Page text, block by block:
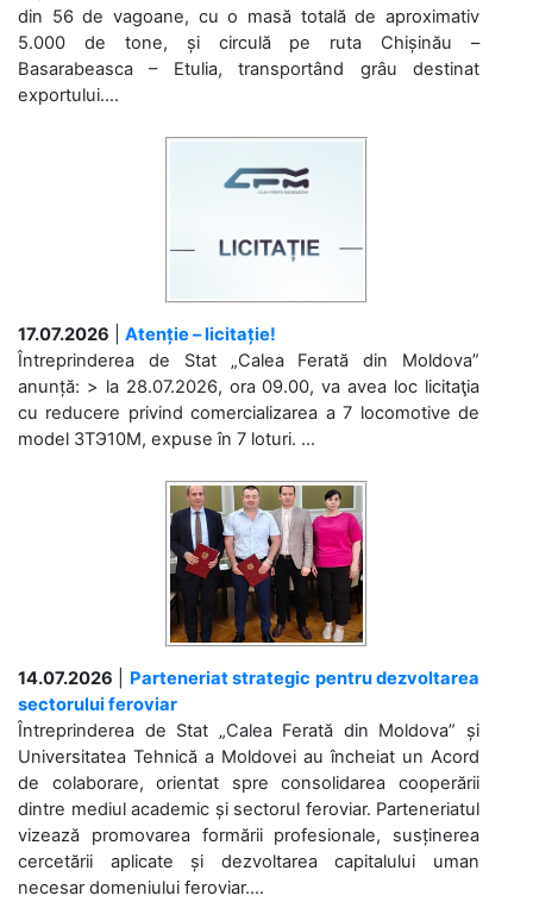
din 56 de vagoane, cu o masă totală de aproximativ
5.000 de tone, și circulă pe ruta Chișinău –
Basarabeasca – Etulia, transportând grâu destinat
exportului....
17.07.2026
Atenție – licitație!
Întreprinderea de Stat „Calea Ferată din Moldova”
anunță: > la 28.07.2026, ora 09.00, va avea loc licitaţia
cu reducere privind comercializarea a 7 locomotive de
model 3ТЭ10М, expuse în 7 loturi. ...
14.07.2026
Parteneriat strategic pentru dezvoltarea
sectorului feroviar
Întreprinderea de Stat „Calea Ferată din Moldova” și
Universitatea Tehnică a Moldovei au încheiat un Acord
de colaborare, orientat spre consolidarea cooperării
dintre mediul academic și sectorul feroviar. Parteneriatul
vizează promovarea formării profesionale, susținerea
cercetării aplicate și dezvoltarea capitalului uman
necesar domeniului feroviar....